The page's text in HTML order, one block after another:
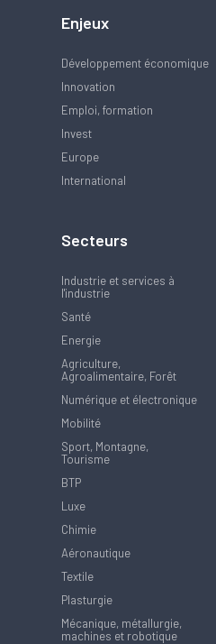
Enjeux
Développement économique
Innovation
Emploi, formation
Invest
Europe
International
Secteurs
Industrie et services à
l'industrie
Santé
Energie
Agriculture,
Agroalimentaire, Forêt
Numérique et électronique
Mobilité
Sport, Montagne,
Tourisme
BTP
Luxe
Chimie
Aéronautique
Textile
Plasturgie
Mécanique, métallurgie,
machines et robotique